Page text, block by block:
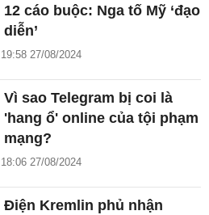
12 cáo buộc: Nga tố Mỹ ‘đạo
diễn’
19:58 27/08/2024
Vì sao Telegram bị coi là
'hang ổ' online của tội phạm
mạng?
18:06 27/08/2024
Điện Kremlin phủ nhận